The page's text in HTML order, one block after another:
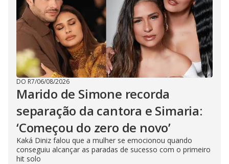
DO R7/06/08/2026
Marido de Simone recorda
separação da cantora e Simaria:
‘Começou do zero de novo’
Kaká Diniz falou que a mulher se emocionou quando
conseguiu alcançar as paradas de sucesso com o primeiro
hit solo